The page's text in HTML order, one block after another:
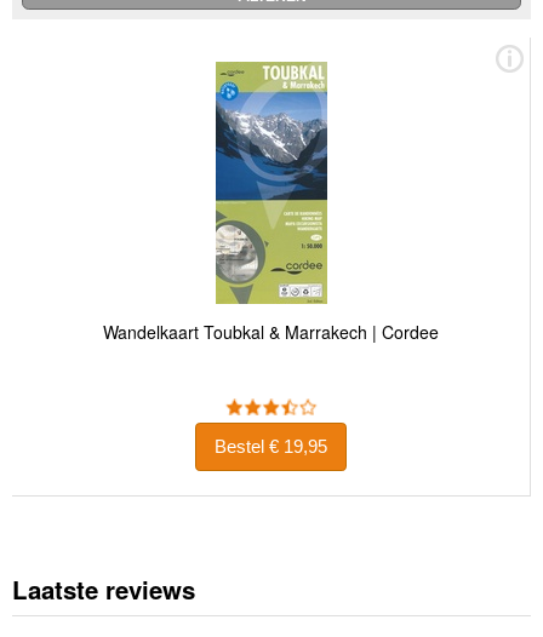
Wandelkaart Toubkal & Marrakech | Cordee
Bestel € 19,95
Laatste reviews